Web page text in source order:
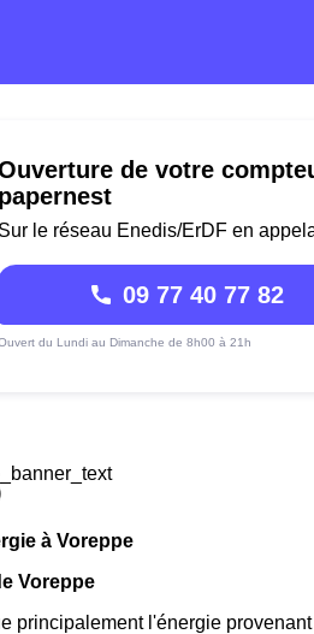
de votre
papernest
Sur le réseau Enedis/ErDF en
09 77 40 77 82
du Lundi au Dimanche de 8h00 à 21h
à Voreppe
Voreppe
principalement l'énergie